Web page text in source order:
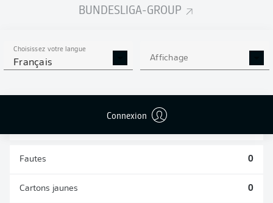
BUNDESLIGA-GROUP
Choisissez votre langue
Français Affichage
Connexion
STATS DE LA SAISON
2024/2025
0
AÉRIENS
0
Fautes 0
Cartons jaunes 0